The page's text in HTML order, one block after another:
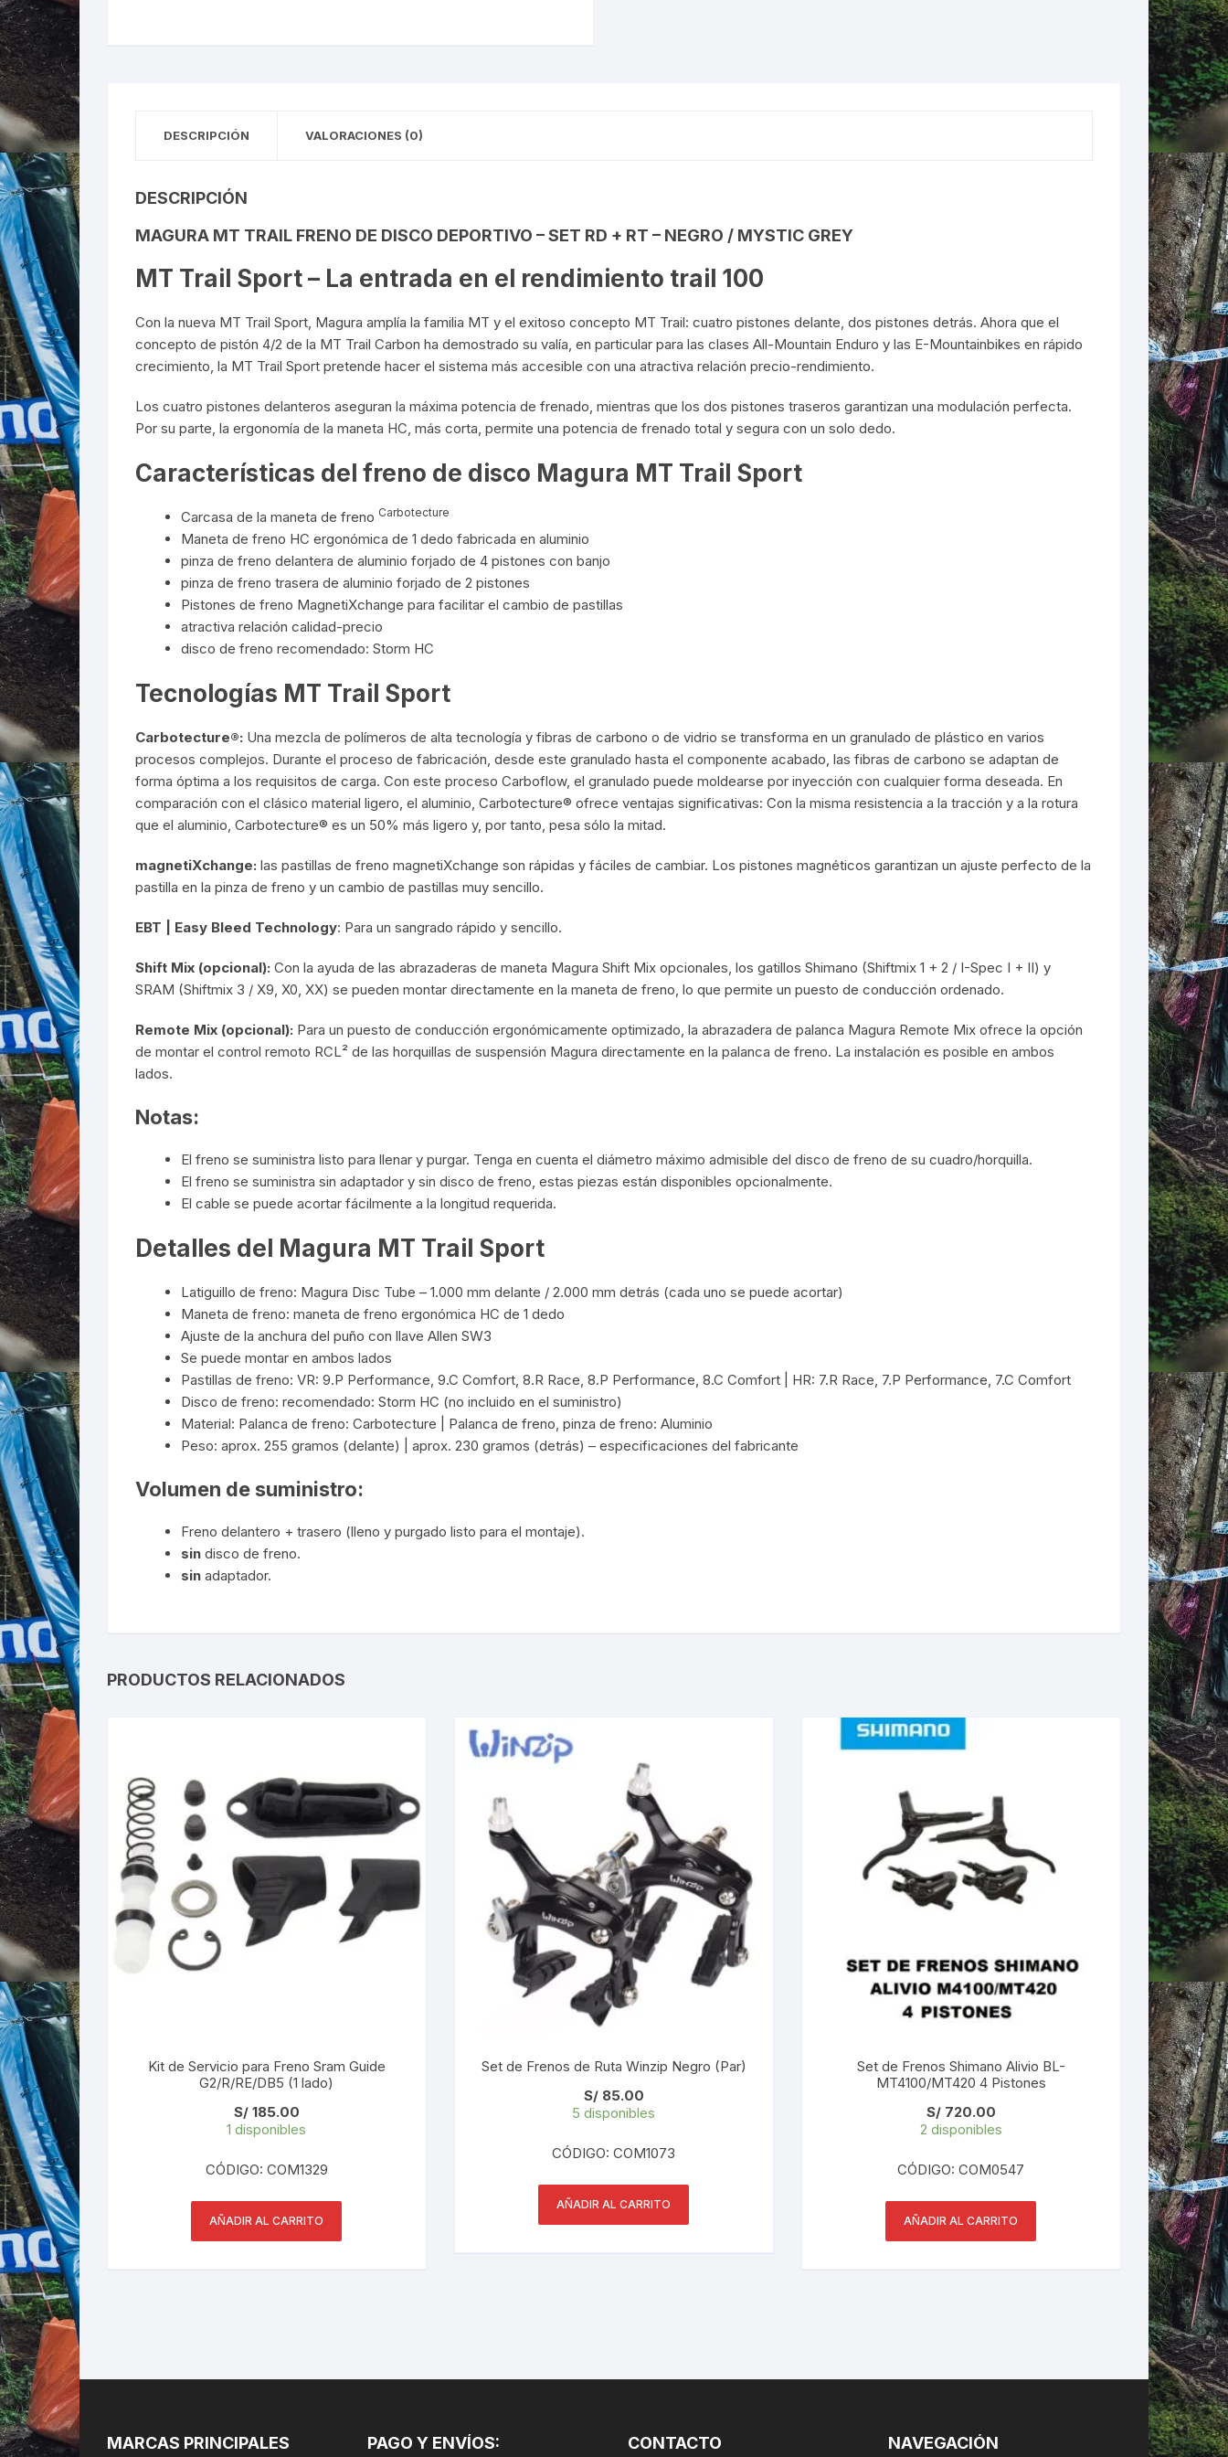
FRENOS
GUIACADENA
KIT DE TRANSMISIÓN
LÍQUIDO DE FRENO
LLANTAS
LUBRICANTE DE CADENA
MANILLAR / TIMÓN
MASAS
OTROS
PASTILLAS
PEDALES
PIÑON
PLATOS
POTENCIA/CODO
ROLDANAS
TIJA/TUBO DE ASIENTO
PROTECTOR DE BIELA
PROTECTOR DE CUADRO
PROTECTOR DE FRENO
TAPABARROS
TIMBRE
VELOCIMETROS
SOPORTE DE
cantidad
DESCRIPCIÓN VALORACIONES (0)
DESCRIPCIÓN
MAGURA MT TRAIL FRENO DE DISCO DEPORTIVO – SET RD + RT – NEGRO / MYSTIC GREY
MT Trail Sport – La entrada en el rendimiento trail 100
Con la nueva MT Trail Sport, Magura amplía la familia MT y el exitoso concepto MT Trail: cuatro pistones delante, dos pistones detrás. Ahora que el
concepto de pistón 4/2 de la MT Trail Carbon ha demostrado su valía, en particular para las clases All-Mountain Enduro y las E-Mountainbikes en rápido
crecimiento, la MT Trail Sport pretende hacer el sistema más accesible con una atractiva relación precio-rendimiento.
Los cuatro pistones delanteros aseguran la máxima potencia de frenado, mientras que los dos pistones traseros garantizan una modulación perfecta.
Por su parte, la ergonomía de la maneta HC, más corta, permite una potencia de frenado total y segura con un solo dedo.
Características del freno de disco Magura MT Trail Sport
Carcasa de la maneta de freno Carbotecture
Maneta de freno HC ergonómica de 1 dedo fabricada en aluminio
pinza de freno delantera de aluminio forjado de 4 pistones con banjo
pinza de freno trasera de aluminio forjado de 2 pistones
Pistones de freno MagnetiXchange para facilitar el cambio de pastillas
atractiva relación calidad-precio
disco de freno recomendado: Storm HC
Tecnologías MT Trail Sport
Carbotecture®: Una mezcla de polímeros de alta tecnología y fibras de carbono o de vidrio se transforma en un granulado de plástico en varios
procesos complejos. Durante el proceso de fabricación, desde este granulado hasta el componente acabado, las fibras de carbono se adaptan de
forma óptima a los requisitos de carga. Con este proceso Carboflow, el granulado puede moldearse por inyección con cualquier forma deseada. En
comparación con el clásico material ligero, el aluminio, Carbotecture® ofrece ventajas significativas: Con la misma resistencia a la tracción y a la rotura
que el aluminio, Carbotecture® es un 50% más ligero y, por tanto, pesa sólo la mitad.
magnetiXchange: las pastillas de freno magnetiXchange son rápidas y fáciles de cambiar. Los pistones magnéticos garantizan un ajuste perfecto de la
pastilla en la pinza de freno y un cambio de pastillas muy sencillo.
EBT | Easy Bleed Technology: Para un sangrado rápido y sencillo.
Shift Mix (opcional): Con la ayuda de las abrazaderas de maneta Magura Shift Mix opcionales, los gatillos Shimano (Shiftmix 1 + 2 / I-Spec I + II) y
SRAM (Shiftmix 3 / X9, X0, XX) se pueden montar directamente en la maneta de freno, lo que permite un puesto de conducción ordenado.
Remote Mix (opcional): Para un puesto de conducción ergonómicamente optimizado, la abrazadera de palanca Magura Remote Mix ofrece la opción
de montar el control remoto RCL² de las horquillas de suspensión Magura directamente en la palanca de freno. La instalación es posible en ambos
lados.
Notas:
El freno se suministra listo para llenar y purgar. Tenga en cuenta el diámetro máximo admisible del disco de freno de su cuadro/horquilla.
El freno se suministra sin adaptador y sin disco de freno, estas piezas están disponibles opcionalmente.
El cable se puede acortar fácilmente a la longitud requerida.
Detalles del Magura MT Trail Sport
Latiguillo de freno: Magura Disc Tube – 1.000 mm delante / 2.000 mm detrás (cada uno se puede acortar)
Maneta de freno: maneta de freno ergonómica HC de 1 dedo
Ajuste de la anchura del puño con llave Allen SW3
Se puede montar en ambos lados
Pastillas de freno: VR: 9.P Performance, 9.C Comfort, 8.R Race, 8.P Performance, 8.C Comfort | HR: 7.R Race, 7.P Performance, 7.C Comfort
Disco de freno: recomendado: Storm HC (no incluido en el suministro)
Material: Palanca de freno: Carbotecture | Palanca de freno, pinza de freno: Aluminio
Peso: aprox. 255 gramos (delante) | aprox. 230 gramos (detrás) – especificaciones del fabricante
Volumen de suministro:
Freno delantero + trasero (lleno y purgado listo para el montaje).
sin disco de freno.
sin adaptador.
PRODUCTOS RELACIONADOS
Kit de Servicio para Freno Sram Guide
G2/R/RE/DB5 (1 lado)
S/185.00
1 disponibles
CÓDIGO: COM1329
AÑADIR AL CARRITO
Set de Frenos de Ruta Winzip Negro (Par)
S/85.00
5 disponibles
CÓDIGO: COM1073
AÑADIR AL CARRITO
Set de Frenos Shimano Alivio BL-
MT4100/MT420 4 Pistones
S/720.00
2 disponibles
CÓDIGO: COM0547
AÑADIR AL CARRITO
MARCAS PRINCIPALES PAGO Y ENVÍOS: CONTACTO NAVEGACIÓN